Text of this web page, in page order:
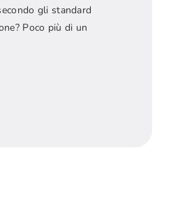
gli standard
Poco più di un